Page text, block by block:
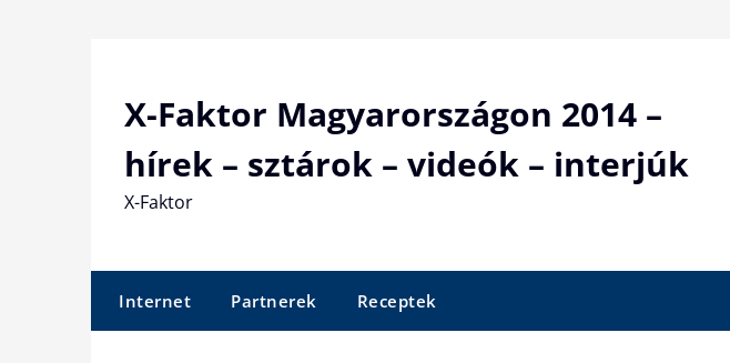
X-Faktor Magyarországon 2014 –
hírek – sztárok – videók – interjúk
X-Faktor
Internet Partnerek Receptek